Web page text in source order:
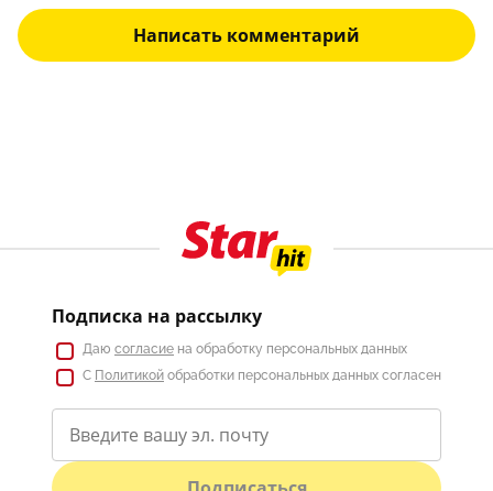
Написать комментарий
Подписка на рассылку
Даю согласие на обработку персональных данных
С Политикой обработки персональных данных согласен